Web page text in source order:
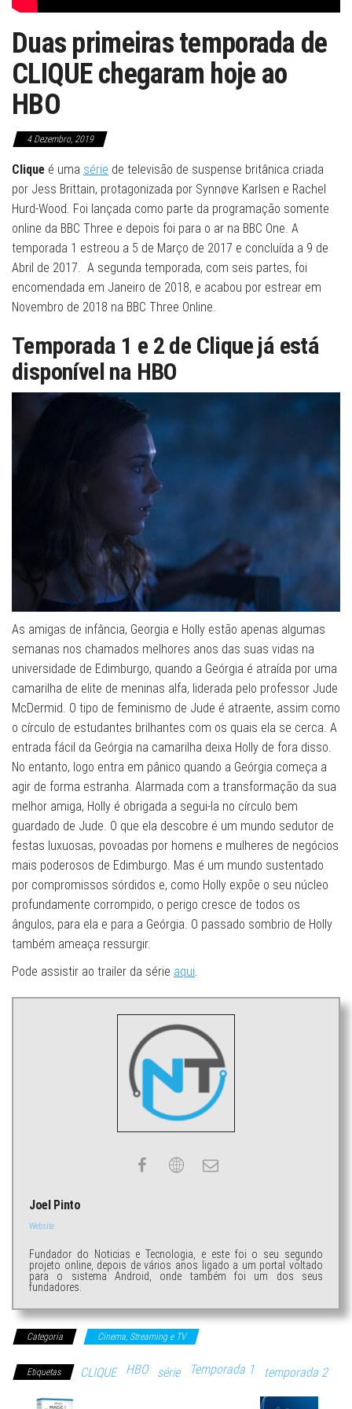
Duas primeiras temporada de
CLIQUE chegaram hoje ao
HBO
4 Dezembro, 2019
Clique é uma série de televisão de suspense britânica criada
por Jess Brittain, protagonizada por Synnøve Karlsen e Rachel
Hurd-Wood. Foi lançada como parte da programação somente
online da BBC Three e depois foi para o ar na BBC One. A
temporada 1 estreou a 5 de Março de 2017 e concluída a 9 de
Abril de 2017. A segunda temporada, com seis partes, foi
encomendada em Janeiro de 2018, e acabou por estrear em
Novembro de 2018 na BBC Three Online.
Temporada 1 e 2 de Clique já está
disponível na HBO
As amigas de infância, Georgia e Holly estão apenas algumas
semanas nos chamados melhores anos das suas vidas na
universidade de Edimburgo, quando a Geórgia é atraída por uma
camarilha de elite de meninas alfa, liderada pelo professor Jude
McDermid. O tipo de feminismo de Jude é atraente, assim como
o círculo de estudantes brilhantes com os quais ela se cerca. A
entrada fácil da Geórgia na camarilha deixa Holly de fora disso.
No entanto, logo entra em pânico quando a Geórgia começa a
agir de forma estranha. Alarmada com a transformação da sua
melhor amiga, Holly é obrigada a segui-la no círculo bem
guardado de Jude. O que ela descobre é um mundo sedutor de
festas luxuosas, povoadas por homens e mulheres de negócios
mais poderosos de Edimburgo. Mas é um mundo sustentado
por compromissos sórdidos e, como Holly expõe o seu núcleo
profundamente corrompido, o perigo cresce de todos os
ângulos, para ela e para a Geórgia. O passado sombrio de Holly
também ameaça ressurgir.
Pode assistir ao trailer da série aqui
Joel Pinto
Website
Fundador do Noticias e Tecnologia, e este foi o seu segundo
projeto online, depois de vários anos ligado a um portal voltado
para o sistema Android, onde também foi um dos seus
fundadores.
Categoria Cinema, Streaming e TV
Etiquetas CLIQUE HBO série Temporada 1 temporada 2